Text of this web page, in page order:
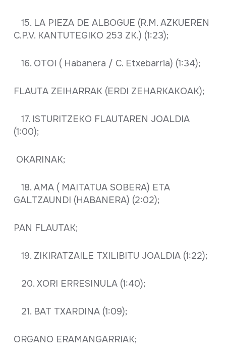
15. LA PIEZA DE ALBOGUE (R.M. AZKUEREN
C.P.V. KANTUTEGIKO 253 ZK.) (1:23);
16. OTOI ( Habanera / C. Etxebarria) (1:34);
FLAUTA ZEIHARRAK (ERDI ZEHARKAKOAK);
17. ISTURITZEKO FLAUTAREN JOALDIA
(1:00);
OKARINAK;
18. AMA ( MAITATUA SOBERA) ETA
GALTZAUNDI (HABANERA) (2:02);
PAN FLAUTAK;
19. ZIKIRATZAILE TXILIBITU JOALDIA (1:22);
20. XORI ERRESINULA (1:40);
21. BAT TXARDINA (1:09);
ORGANO ERAMANGARRIAK;